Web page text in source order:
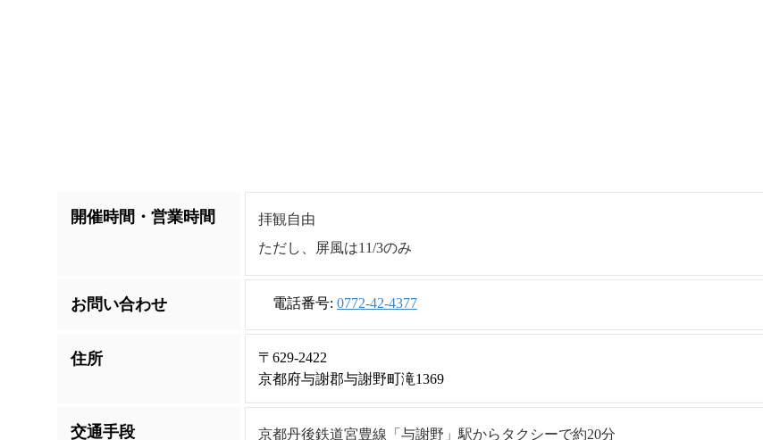
開催時間・営業時間
拝観自由
ただし、屏風は11/3のみ
お問い合わせ 電話番号: 0772-42-4377
住所
〒629-2422
京都府与謝郡与謝野町滝1369
交通手段
京都丹後鉄道宮豊線「与謝野」駅からタクシーで約20分